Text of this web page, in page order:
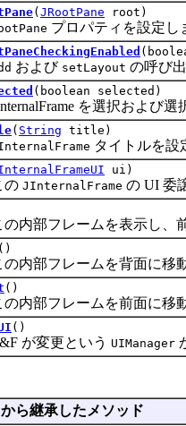
( JRootPane root)
プロパティを設定し
および setLayout の呼び
(boolean selected)
を選択および選
( String title)
タイトルを設
ui)
JInternalFrame の UI 委
部フレームを表示し、前
()
部フレームを背面に移
()
部フレームを前面に移
()
変更という UIManager
から継承したメソッド